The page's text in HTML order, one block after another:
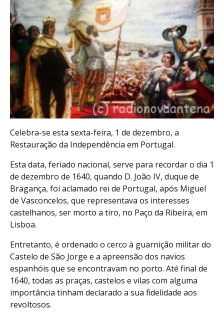
Celebra-se esta sexta-feira, 1 de dezembro, a
Restauração da Independência em Portugal.
Esta data, feriado nacional, serve para recordar o dia 1
de dezembro de 1640, quando D. João IV, duque de
Bragança, foi aclamado rei de Portugal, após Miguel
de Vasconcelos, que representava os interesses
castelhanos, ser morto a tiro, no Paço da Ribeira, em
Lisboa.
Entretanto, é ordenado o cerco à guarnição militar do
Castelo de São Jorge e a apreensão dos navios
espanhóis que se encontravam no porto. Até final de
1640, todas as praças, castelos e vilas com alguma
importância tinham declarado a sua fidelidade aos
revoltosos.